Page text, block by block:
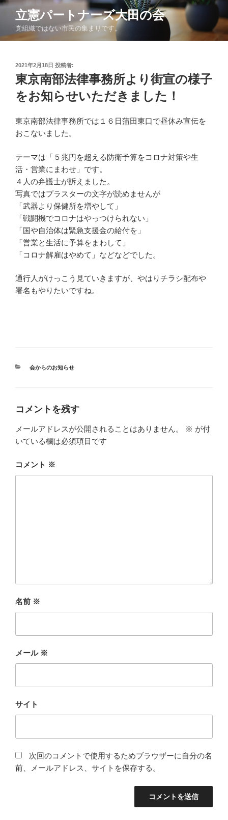
コ
ン
立憲パートナーズ大田の会
党組織ではない市民の集まりです。
投
稿
日:
2021年2月18日 投稿者:
東京南部法律事務所より街宣の様子
をお知らせいただきました！
東京南部法律事務所では１６日蒲田東口で昼休み宣伝を
おこないま した。
テーマは「５兆円を超える防衛予算をコロナ対策や生
活・営業にま わせ」です。
４人の弁護士が訴えました。
写真ではプラスターの文字が読めませんが
「武器より保健所を増やして」
「戦闘機でコロナはやっつけられない」
「国や自治体は緊急支援金の給付を」
「営業と生活に予算をまわして」
「コロナ解雇はやめて」などなどでした。
通行人がけっこう見ていきますが、やはりチラシ配布や
署名もやり たいですね。
カ
会からのお知らせ
コメントを残す
メールアドレスが公開されることはありません。 ※ が付
いている欄は必須項目です
コメント ※
名前 ※
メール ※
サイト
次回のコメントで使用するためブラウザーに自分の名
前、メールアドレス、サイトを保存する。